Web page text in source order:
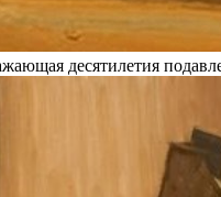
десятилетия